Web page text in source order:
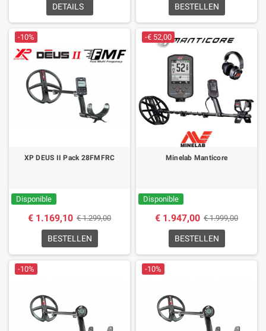
DETAILS BESTELLEN
-10%
XP DEUS II Pack 28FMFRC
Disponible
€ 1.169,10 € 1.299,00
BESTELLEN
-€ 52,00
Minelab Manticore
Disponible
€ 1.947,00 € 1.999,00
BESTELLEN
-10% -10%